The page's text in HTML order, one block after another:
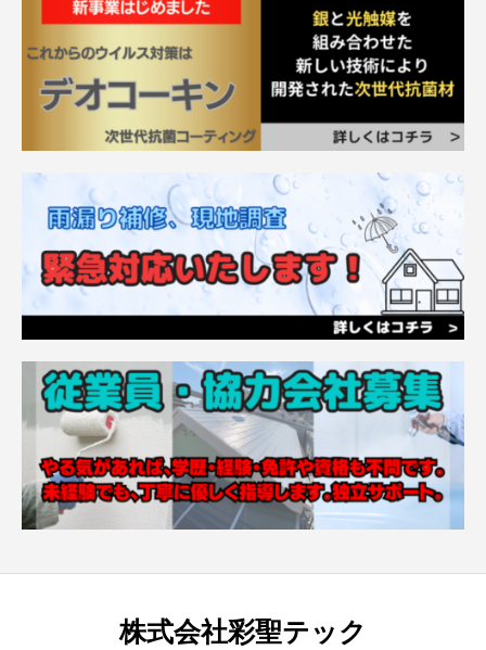
株式会社彩聖テック